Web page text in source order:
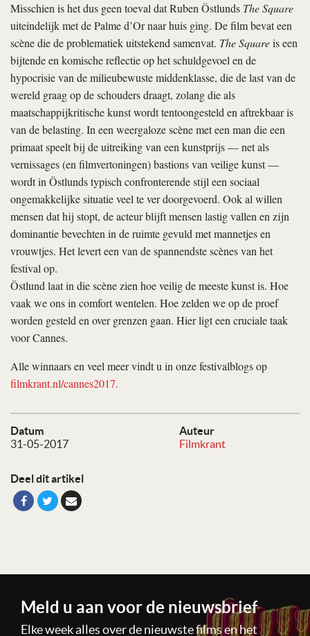
Datum
31-05-2017
Auteur
Filmkrant
Deel dit artikel
Misschien is het dus geen toeval dat Ruben Östlunds The Square
uiteindelijk met de Palme d’Or naar huis ging. De film bevat een
scène die de problematiek uitstekend samenvat. The Squareis een
bijtende en komische reflectie op het schuldgevoel en de
hypocrisie van de milieubewuste middenklasse, die de last van de
wereld graag op de schouders draagt, zolang die als
maatschappijkritische kunst wordt tentoongesteld en aftrekbaar is
van de belasting. In een weergaloze scène met een man die een
primaat speelt bij de uitreiking van een kunstprijs — net als
vernissages (en filmvertoningen) bastions van veilige kunst —
wordt in Östlunds typisch confronterende stijl een sociaal
ongemakkelijke situatie veel te ver doorgevoerd. Ook al willen
mensen dat hij stopt, de acteur blijft mensen lastig vallen en zijn
dominantie bevechten in de ruimte gevuld met mannetjes en
vrouwtjes. Het levert een van de spannendste scènes van het
festival op.
Östlund laat in die scène zien hoe veilig de meeste kunst is. Hoe
vaak we ons in comfort wentelen. Hoe zelden we op de proef
worden gesteld en over grenzen gaan. Hier ligt een cruciale taak
voor Cannes.
Alle winnaars en veel meer vindt u in onze festivalblogs op
filmkrant.nl/cannes2017.
Meld u aan voor de nieuwsbrief
Elke week alles over de nieuwste films en het